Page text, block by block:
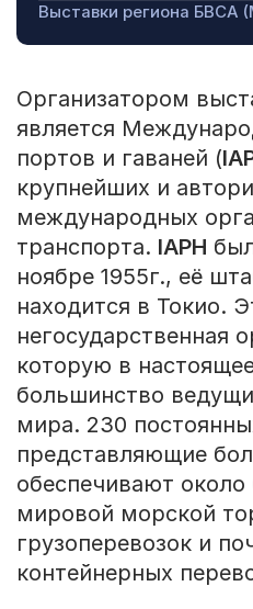
Выставки региона БВСА
Организатором
является
портов и гаваней (
крупнейших и
международных
транспорта. IAPH
ноябре 1955г., её
находится в Токио.
негосударственная
которую в
большинство
мира. 230
представляющие
обеспечивают
мировой морской
грузоперевозок и
контейнерных